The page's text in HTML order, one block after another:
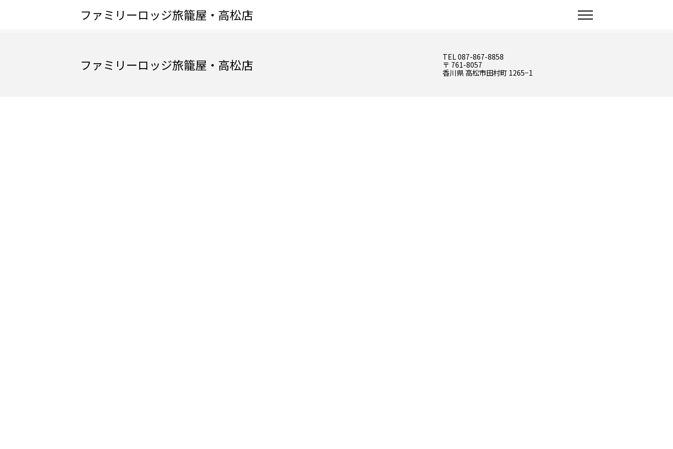
ファミリーロッジ旅籠屋・高松店
ファミリーロッジ旅籠屋・高松店
TEL 087-867-8858
〒 761-8057
香川県 高松市田村町 1265−1